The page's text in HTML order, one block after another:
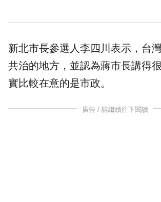
新北市長參選人李四川表示，台
共治的地方，並認為蔣市長講得
實比較在意的是市政。
廣告 / 請繼續往下閱讀